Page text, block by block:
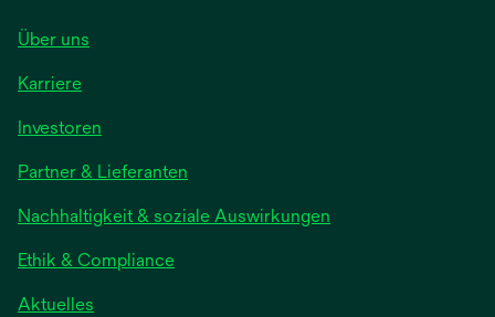
Über uns
Karriere
Investoren
einer
neuen
Registerkarte
geöffnet
Partner & Lieferanten
Nachhaltigkeit & soziale Auswirkungen
Ethik & Compliance
Aktuelles